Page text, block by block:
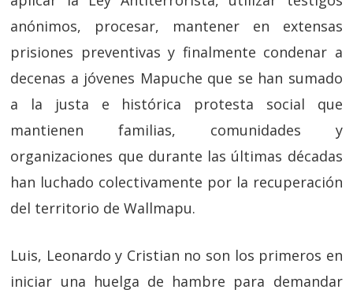
anónimos, procesar, mantener en extensas
prisiones preventivas y finalmente condenar a
decenas a jóvenes Mapuche que se han sumado
a la justa e histórica protesta social que
mantienen familias, comunidades y
organizaciones que durante las últimas décadas
han luchado colectivamente por la recuperación
del territorio de Wallmapu.
Luis, Leonardo y Cristian no son los primeros en
iniciar una huelga de hambre para demandar